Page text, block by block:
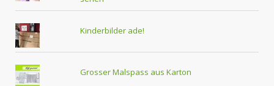
Kinderbilder ade!
Grosser Malspass aus Karton